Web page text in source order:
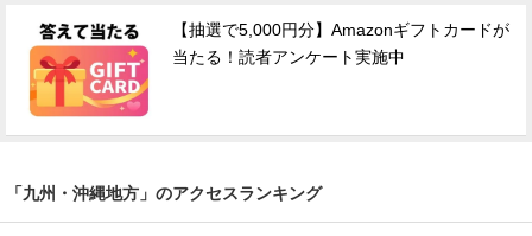
【抽選で5,000円分】Amazonギフトカードが
当たる！読者アンケート実施中
「九州・沖縄地方」のアクセスランキング